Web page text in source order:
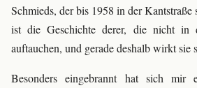
Schmieds, der bis 1958 in der Kantstraße
ist die Geschichte derer, die nicht in
auftauchen, und gerade deshalb wirkt sie
Besonders eingebrannt hat sich mir